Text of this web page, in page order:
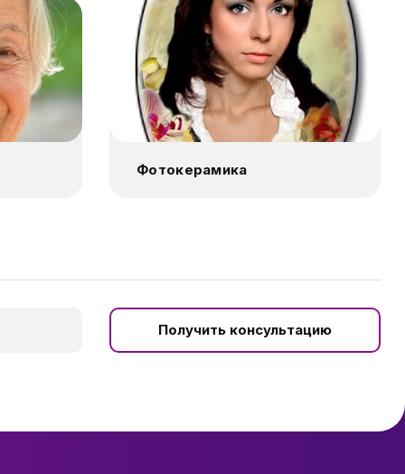
Фотокерамика
Получить консультацию